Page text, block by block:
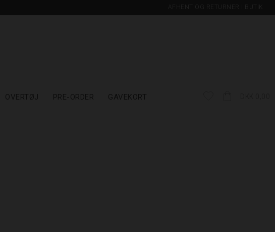
AFHENT OG RETURNER I BUTIK
OVERTØJ PRE-ORDER GAVEKORT